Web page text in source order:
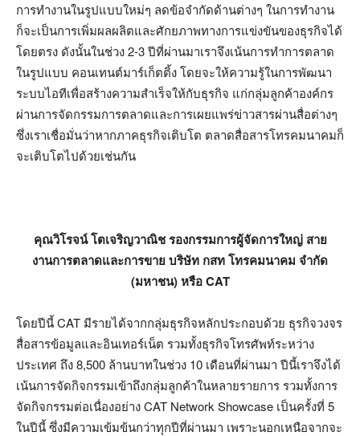
การทำงานในรูปแบบใหม่ๆ ลดข้อจำกัดด้านต่างๆ ในการทำงาน
ก็จะเป็นการเพิ่มผลผลิตและศักยภาพทางการแข่งขันของธุรกิจได้
โดยตรง ดังนั้นในช่วง 2-3 ปีที่ผ่านมาเราจึงเน้นการทำการตลาด
ในรูปแบบ คอนเทนต์มาร์เก็ตติ้ง โดยจะให้ความรู้ในการพัฒนา
ระบบไอทีเพื่อสร้างความสำเร็จให้กับธุรกิจ แก่กลุ่มลูกค้าองค์กร
ผ่านการจัดกรรมการตลาดและการเผยแพร่ข่าวสารผ่านสื่อต่างๆ
ซึ่งเราเชื่อมั่นว่าหากภาคธุรกิจเติบโต ตลาดสื่อสารโทรคมนาคมก็
จะเติบโตไปด้วยเช่นกัน
คุณวิโรจน์ โตเจริญวาณิช รองกรรมการผู้จัดการใหญ่ สาย
งานการตลาดและการขาย บริษัท กสท โทรคมนาคม จำกัด
(มหาชน) หรือ CAT
โดยปีนี้ CAT มีรายได้จากกลุ่มธุรกิจหลักประกอบด้วย ธุรกิจวงจร
สื่อสารข้อมูลและอินเทอร์เน็ต รวมทั้งธุรกิจโทรศัพท์ระหว่าง
ประเทศ ถึง 8,500 ล้านบาทในช่วง 10 เดือนที่ผ่านมา ปีนี้เราจึงได้
เน้นการจัดกิจกรรมเข้าถึงกลุ่มลูกค้าในหลายรายการ รวมทั้งการ
จัดกิจกรรมต่อเนื่องอย่าง CAT Network Showcase เป็นครั้งที่ 5
ในปีนี้ ซึ่งมีความเข้มข้นกว่าทุกปีที่ผ่านมา เพราะนอกเหนือจากจะ